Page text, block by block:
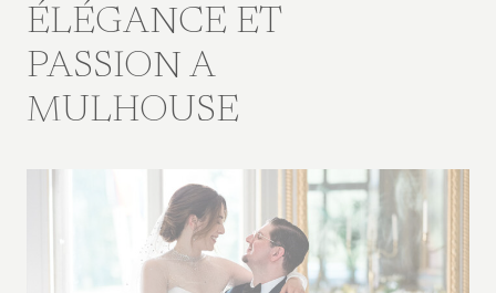
ÉLÉGANCE ET
PASSION A
MULHOUSE